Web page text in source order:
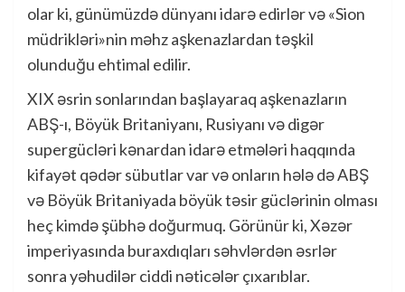
olar ki, günümüzdə dünyanı idarə edirlər və «Sion
müdrikləri»nin məhz aşkenazlardan təşkil
olunduğu ehtimal edilir.
XIX əsrin sonlarından başlayaraq aşkenazların
ABŞ-ı, Böyük Britaniyanı, Rusiyanı və digər
supergücləri kənardan idarə etmələri haqqında
kifayət qədər sübutlar var və onların hələ də ABŞ
və Böyük Britaniyada böyük təsir güclərinin olması
heç kimdə şübhə doğurmuq. Görünür ki, Xəzər
imperiyasında buraxdıqları səhvlərdən əsrlər
sonra yəhudilər ciddi nəticələr çıxarıblar.